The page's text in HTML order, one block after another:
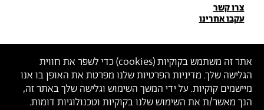
אתר זה משתמש בקוקיות (cookies) כדי לשפר את חווית
הגלישה שלך. מדיניות הפרטיות שלנו מפרטת את האופן בו אנו
מיישמים קוקיות. על ידי המשך השימוש וגלישה שלך באתר זה,
הנך מאשר/ת את השימוש שלנו בקוקיות וטכנולוגיות דומות.
פרטי
יצירת
קשר
צרו קשר
עקבו אחרינו
הצטרפו לניוזלטר שלנו
הכניסו כתובת מייל
ההצטרפות מהווה הסכמה למדיניות הפרטיות ול תנאי השימוש של בצלאל